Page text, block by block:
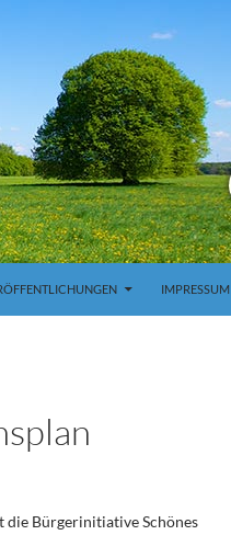
IMPRESSUM
die Bürgerinitiative Schönes